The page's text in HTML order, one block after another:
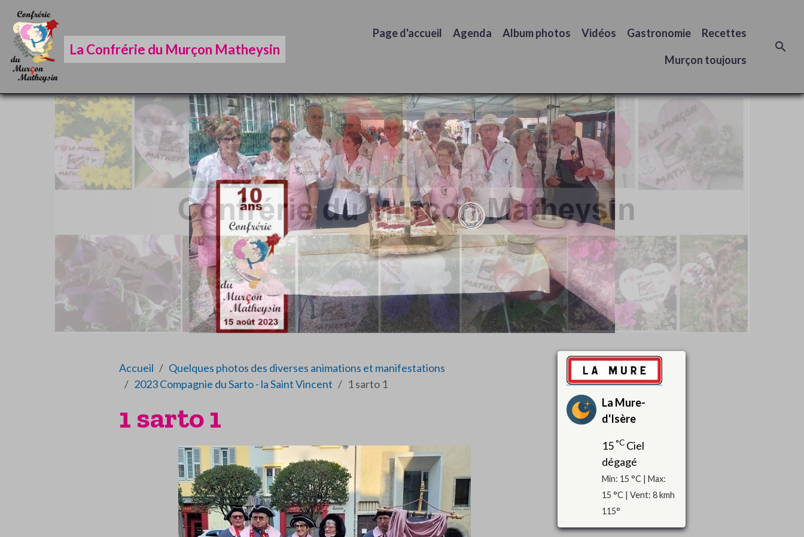
La Confrérie du Murçon Matheysin
Page d'accueil Agenda Album photos Vidéos Gastronomie Recettes
Murçon toujours
Accueil
Quelques photos des diverses animations et manifestations
2023 Compagnie du Sarto - la Saint Vincent
1 sarto 1
1 sarto 1
La Mure-
d'Isère
15 °CCiel
dégagé
Min: 15 °C | Max:
15 °C | Vent: 8 kmh
115°